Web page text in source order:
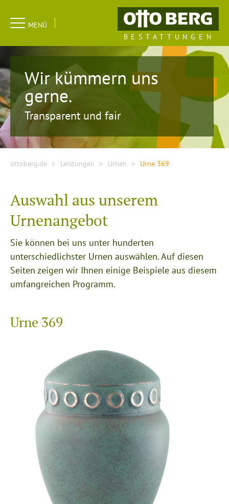
Navigation
überspringen
MENÜ
BESTATTUNGEN
Wir kümmern uns
gerne.
Transparent und fair
ottoberg.de Leistungen Urnen Urne 369
Auswahl aus unserem
Urnenangebot
Sie können bei uns unter hunderten
unterschiedlichster Urnen auswählen. Auf diesen
Seiten zeigen wir Ihnen einige Beispiele aus diesem
umfangreichen Programm.
Urne 369